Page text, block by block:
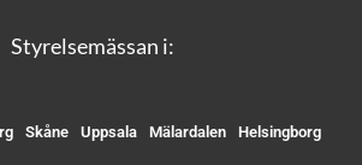
Styrelsemässan i:
Skåne Uppsala Mälardalen Helsingborg